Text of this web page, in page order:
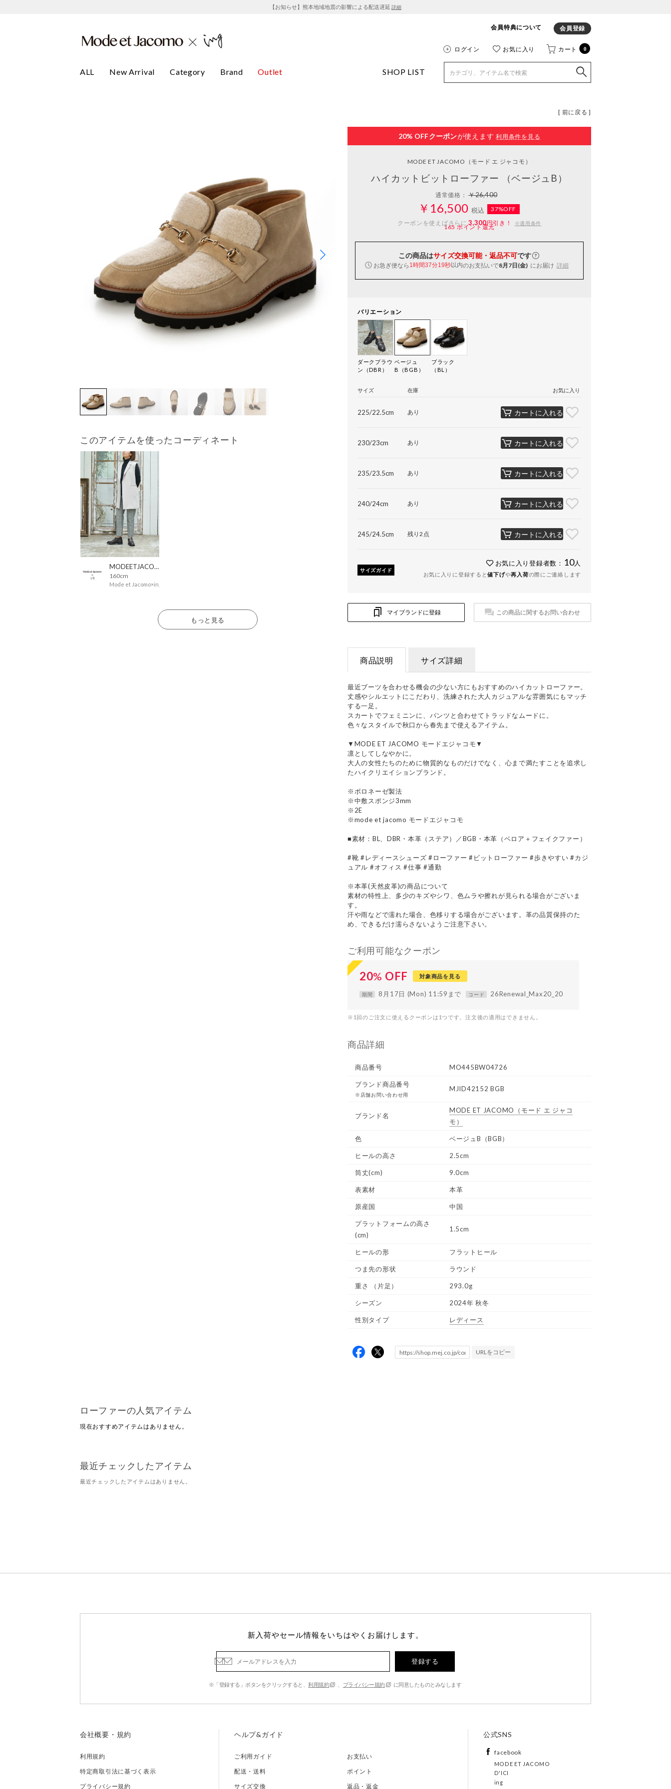
【お知らせ】熊本地域地震の影響による配送遅延 詳細
会員特典について 会員登録
ログイン お気に入り カート 0
ALL New Arrival Category Brand Outlet SHOP LIST
[ 前に戻る ]
このアイテムを使ったコーディネート
MODEETJACOMOingSTAFF
160cm
Mode et Jacomo×ing
もっと見る
20% OFFクーポンが使えます 利用条件を見る
MODE ET JACOMO （モード エ ジャコモ）
ハイカットビットローファー （ベージュB）
通常価格：￥26,400
￥16,500 税込
37%OFF
クーポンを使えばさらに3,300円引き！ ※適用条件
165ポイント還元
この商品はサイズ交換可能・返品不可です
お急ぎ便なら 1時間37分18秒以内のお支払いで8月7日(金) にお届け 詳細
バリエーション
ダークブラウ
ン（DBR）
ベージュ
B（BGB）
ブラック
（BL）
サイズ 在庫 お気に入り
225/22.5cm あり カートに入れる
230/23cm あり カートに入れる
235/23.5cm あり カートに入れる
240/24cm あり カートに入れる
245/24.5cm 残り2点 カートに入れる
サイズガイド
お気に入り登録者数： 10人
お気に入りに登録すると値下げや再入荷の際にご連絡します
マイブランドに登録 この商品に関するお問い合わせ
商品説明 サイズ詳細
最近ブーツを合わせる機会の少ない方にもおすすめのハイカットローファー。
丈感やシルエットにこだわり、洗練された大人カジュアルな雰囲気にもマッチ
する一足。
スカートでフェミニンに、パンツと合わせてトラッドなムードに。
色々なスタイルで秋口から春先まで使えるアイテム。
▼MODE ET JACOMO モードエジャコモ▼
凛としてしなやかに。
大人の女性たちのために物質的なものだけでなく、心まで満たすことを追求し
たハイクリエイションブランド。
※ボロネーゼ製法
※中敷スポンジ3mm
※2E
※mode et jacomo モードエジャコモ
■素材：BL、DBR・本革（ステア）／BGB・本革（ベロア＋フェイクファー）
#靴 #レディースシューズ #ローファー #ビットローファー #歩きやすい #カジ
ュアル #オフィス #仕事 #通勤
※本革(天然皮革)の商品について
素材の特性上、多少のキズやシワ、色ムラや擦れが見られる場合がございま
す。
汗や雨などで濡れた場合、色移りする場合がございます。革の品質保持のた
め、できるだけ濡らさないようご注意下さい。
ご利用可能なクーポン
20% OFF 対象商品を見る
期間 8月17日 (Mon) 11:59まで コード 26Renewal_Max20_20
※1回のご注文に使えるクーポンは1つです。注文後の適用はできません。
商品詳細
商品番号 MO445BW04726
ブランド商品番号
※店舗お問い合わせ用
MJID42152 BGB
ブランド名
MODE ET JACOMO
（モード エ ジャコ
モ）
色 ベージュB（BGB）
ヒールの高さ 2.5cm
筒丈(cm) 9.0cm
表素材 本革
原産国 中国
プラットフォームの高さ
(cm)
1.5cm
ヒールの形 フラットヒール
つま先の形状 ラウンド
重さ （片足） 293.0g
シーズン 2024年 秋冬
性別タイプ レディース
URLをコピー
ローファーの人気アイテム
現在おすすめアイテムはありません。
最近チェックしたアイテム
最近チェックしたアイテムはありません。
新入荷やセール情報をいちはやくお届けします。
登録する
※「登録する」ボタンをクリックすると、利用規約 プライバシー規約 に同意したものとみなします
会社概要・規約
利用規約
特定商取引法に基づく表示
プライバシー規約
ヘルプ&ガイド
ご利用ガイド
お支払い
配送・送料
ポイント
サイズ交換
返品・返金
公式SNS
facebook
MODE ET JACOMO
D'ICI
ing